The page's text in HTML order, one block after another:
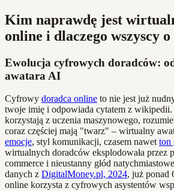
Kim naprawdę jest
online i dlaczego wszyscy
Ewolucja cyfrowych doradców:
awatara AI
Cyfrowy doradca online to nie jest już
twoje imię i odpowiada cytatem z wikipedii.
korzystają z uczenia maszynowego,
coraz częściej mają "twarz" – wirtualny
emocje, styl komunikacji, czasem nawet ton
wirtualnych doradców eksplodowała przez
commerce i nieustanny głód
danych z DigitalMoney.pl, 2024, już ponad
online korzysta z cyfrowych asystentów